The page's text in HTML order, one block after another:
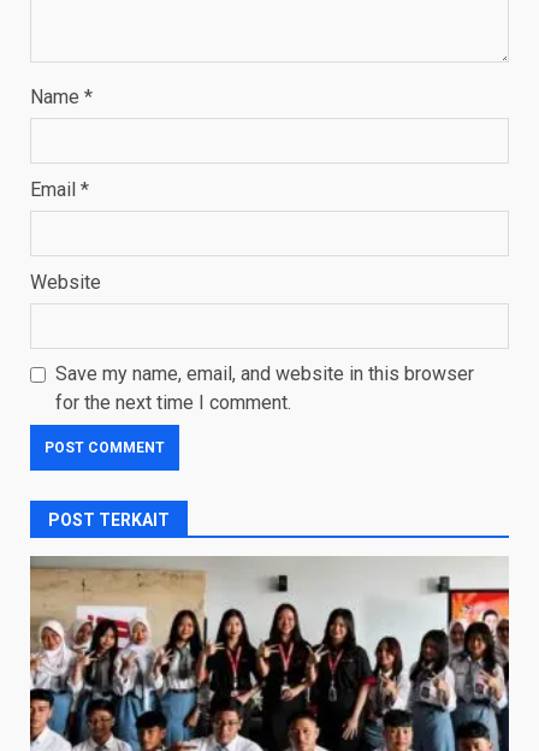
Name *
Email *
Website
Save my name, email, and website in this browser
for the next time I comment.
POST TERKAIT